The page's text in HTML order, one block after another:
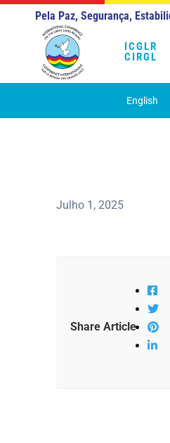
ICGLR
CIRGL
Pela Paz, Segurança,
English
Julho 1, 2025
Share Article